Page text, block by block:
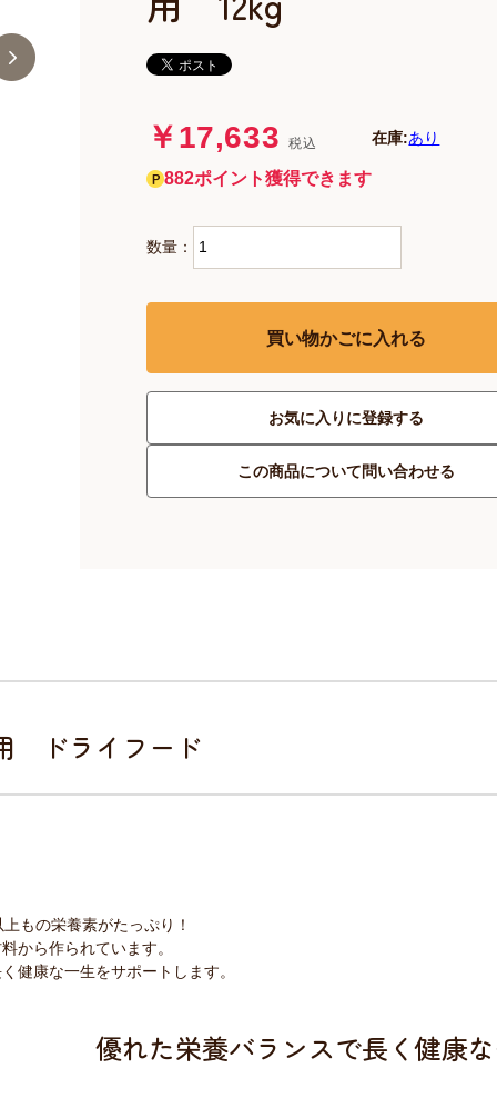
￥17,633 税込 在庫:あり
882ポイント獲得できます
数量：
買い物かごに入れる
お気に入りに登録する
この商品について問い合わせる
ドライフード
もの栄養素がたっぷり！
から作られています。
健康な一生をサポートします。
優れた栄養バランスで長く健康